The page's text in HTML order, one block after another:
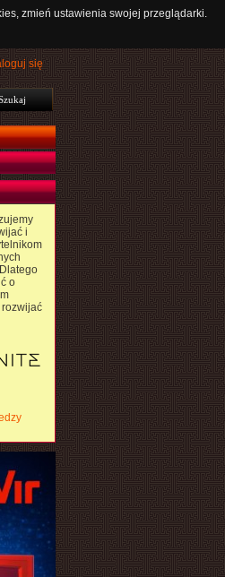
zmień ustawienia swojej przeglądarki.
się
i
o
rozwijać